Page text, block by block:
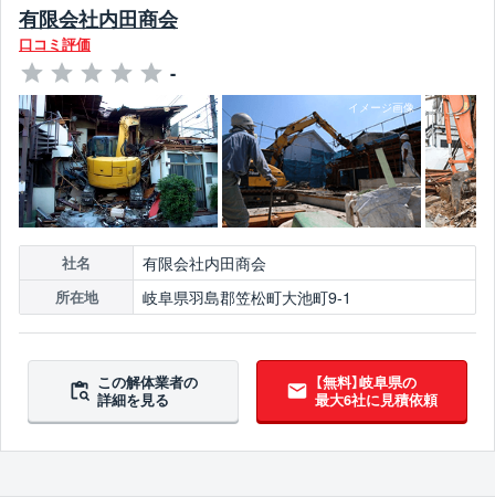
有限会社内田商会
口コミ評価
-
社名 有限会社内田商会
所在地 岐阜県羽島郡笠松町大池町9-1
この解体業者の
詳細を見る
【無料】岐阜県の
最大6社に見積依頼